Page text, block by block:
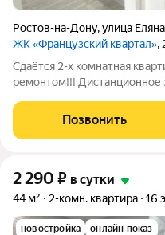
Ростов-на-Дону,улица Еляна
ЖК «Французский квартал»,
Сдаётся 2-х комнатная
ремонтом!!! Дистанционное
Плита, духовка
посуда. Из окна
Позвонить
2 290 ₽ в сутки
44 м² 2-комн. квартира 16
новостройка онлайн показ